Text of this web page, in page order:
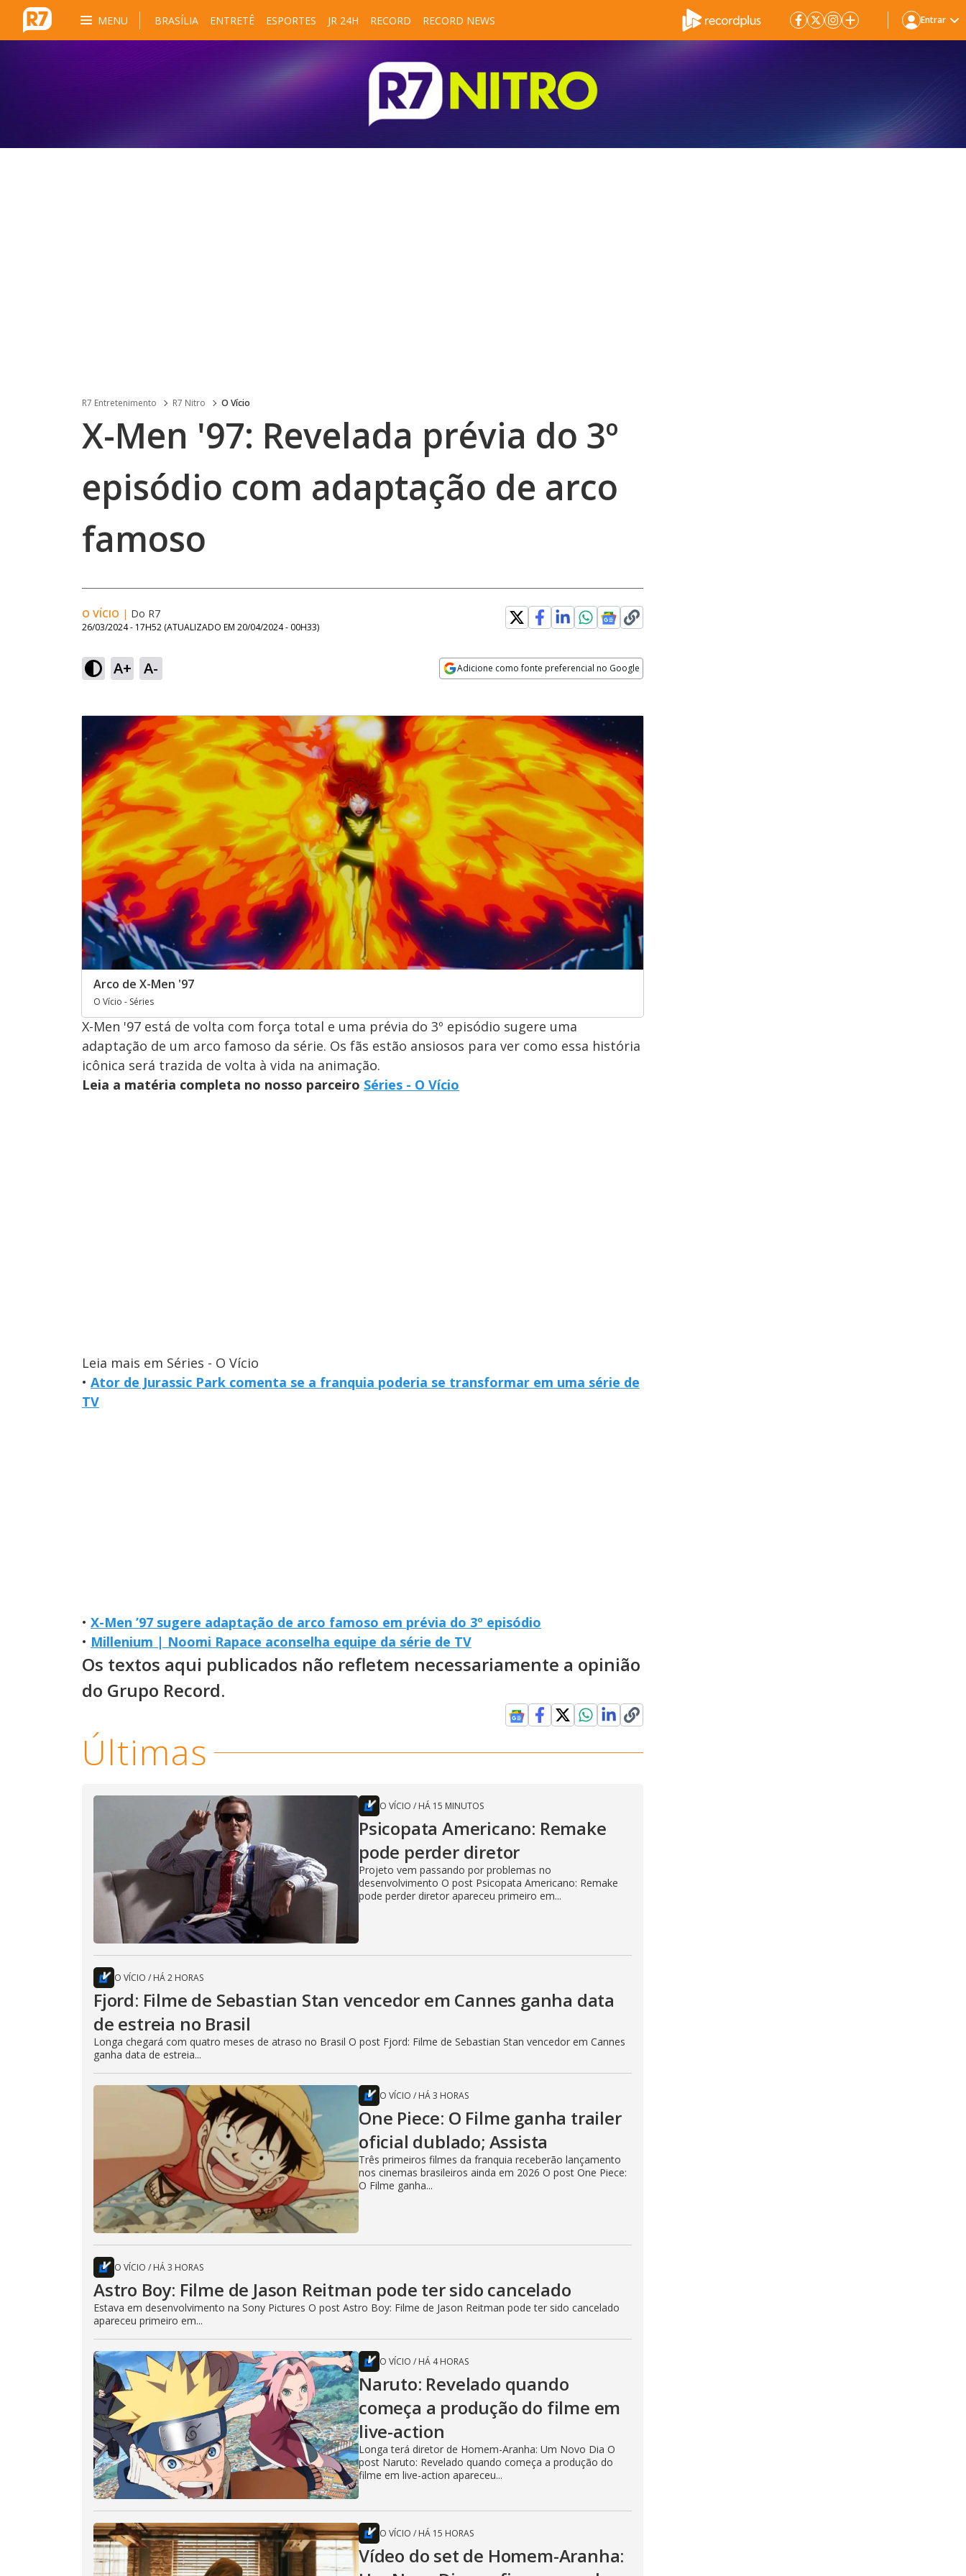
MENU BRASÍLIA ENTRETÊ ESPORTES JR 24H RECORD RECORD NEWS Entrar
R7 Entretenimento R7 Nitro O Vício
X-Men '97: Revelada prévia do 3º
episódio com adaptação de arco
famoso
O VÍCIO | Do R7
26/03/2024 - 17H52 (ATUALIZADO EM 20/04/2024 - 00H33)
A+ A- Adicione como fonte preferencial no Google
Arco de X-Men '97
O Vício - Séries
X-Men '97 está de volta com força total e uma prévia do 3º episódio sugere uma
adaptação de um arco famoso da série. Os fãs estão ansiosos para ver como essa história
icônica será trazida de volta à vida na animação.
Leia a matéria completa no nosso parceiro Séries - O Vício
Leia mais em Séries - O Vício
• Ator de Jurassic Park comenta se a franquia poderia se transformar em uma série de
TV
• X-Men ’97 sugere adaptação de arco famoso em prévia do 3º episódio
• Millenium | Noomi Rapace aconselha equipe da série de TV
Os textos aqui publicados não refletem necessariamente a opinião
do Grupo Record.
Últimas
O VÍCIO / HÁ 15 MINUTOS
Psicopata Americano: Remake
pode perder diretor
Projeto vem passando por problemas no
desenvolvimento O post Psicopata Americano: Remake
pode perder diretor apareceu primeiro em...
O VÍCIO / HÁ 2 HORAS
Fjord: Filme de Sebastian Stan vencedor em Cannes ganha data
de estreia no Brasil
Longa chegará com quatro meses de atraso no Brasil O post Fjord: Filme de Sebastian Stan vencedor em Cannes
ganha data de estreia...
O VÍCIO / HÁ 3 HORAS
One Piece: O Filme ganha trailer
oficial dublado; Assista
Três primeiros filmes da franquia receberão lançamento
nos cinemas brasileiros ainda em 2026 O post One Piece:
O Filme ganha...
O VÍCIO / HÁ 3 HORAS
Astro Boy: Filme de Jason Reitman pode ter sido cancelado
Estava em desenvolvimento na Sony Pictures O post Astro Boy: Filme de Jason Reitman pode ter sido cancelado
apareceu primeiro em...
O VÍCIO / HÁ 4 HORAS
Naruto: Revelado quando
começa a produção do filme em
live-action
Longa terá diretor de Homem-Aranha: Um Novo Dia O
post Naruto: Revelado quando começa a produção do
filme em live-action apareceu...
O VÍCIO / HÁ 15 HORAS
Vídeo do set de Homem-Aranha: